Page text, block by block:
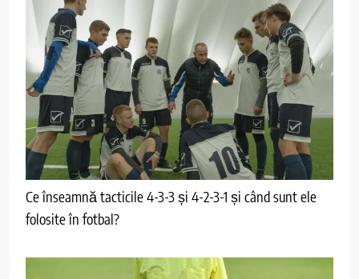
Ce înseamnă tacticile 4-3-3 și 4-2-3-1 și când sunt ele
folosite în fotbal?